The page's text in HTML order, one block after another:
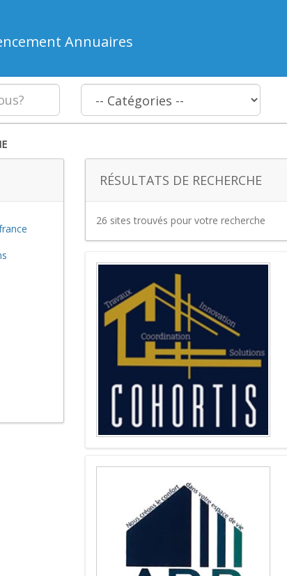
Annuaires
RÉSULTATS DE RECHERCHE
26 sites trouvés pour votre recherche